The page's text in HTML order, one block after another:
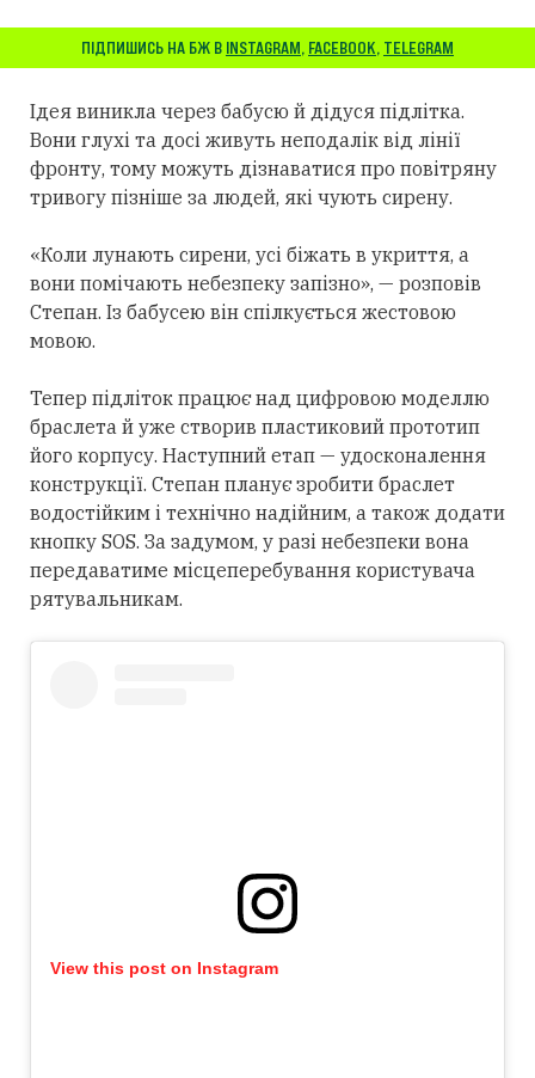
ПІДПИШИСЬ НА БЖ В INSTAGRAM, FACEBOOK, TELEGRAM
Ідея виникла через бабусю й дідуся підлітка.
Вони глухі та досі живуть неподалік від лінії
фронту, тому можуть дізнаватися про повітряну
тривогу пізніше за людей, які чують сирену.
«Коли лунають сирени, усі біжать в укриття, а
вони помічають небезпеку запізно», — розповів
Степан. Із бабусею він спілкується жестовою
мовою.
Тепер підліток працює над цифровою моделлю
браслета й уже створив пластиковий прототип
його корпусу. Наступний етап — удосконалення
конструкції. Степан планує зробити браслет
водостійким і технічно надійним, а також додати
кнопку SOS. За задумом, у разі небезпеки вона
передаватиме місцеперебування користувача
рятувальникам.
View this post on Instagram